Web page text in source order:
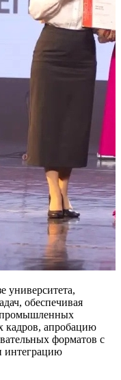
университета,
обеспечивая
промышленных
кадров, апробацию
форматов с
интеграцию